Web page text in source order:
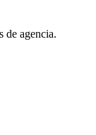
de agencia.